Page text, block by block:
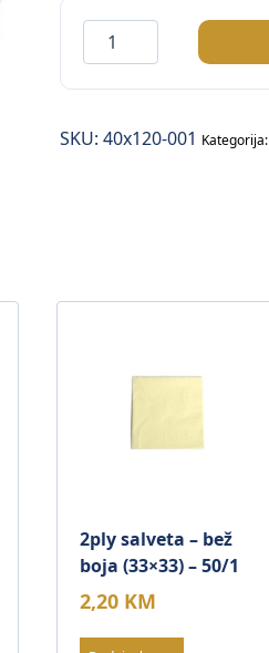
Airlaid
trake
za
40×120cm
količina
SKU: 40x120-001 Kategorija:
2ply salveta – bež
boja (33×33) – 50/1
2,20 KM